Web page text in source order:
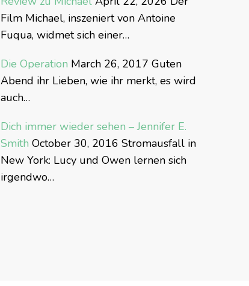
Film Michael, inszeniert von Antoine
Fuqua, widmet sich einer…
Die Operation March 26, 2017 Guten
Abend ihr Lieben, wie ihr merkt, es wird
auch…
Dich immer wieder sehen – Jennifer E.
Smith October 30, 2016 Stromausfall in
New York: Lucy und Owen lernen sich
irgendwo…